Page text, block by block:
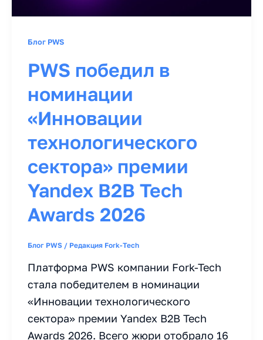
Блог PWS
PWS победил в
номинации
«Инновации
технологического
сектора» премии
Yandex B2B Tech
Awards 2026
Блог PWS / Редакция Fork-Tech
Платформа PWS компании Fork-Tech
стала победителем в номинации
«Инновации технологического
сектора» премии Yandex B2B Tech
Awards 2026. Всего жюри отобрало 16